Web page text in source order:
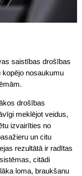
saistības drošības
kopējo nosaukumu
drošības
meklējot veidus,
izvairīties no
un citu
rezultātā ir radītas
citādi
loma, braukšanu